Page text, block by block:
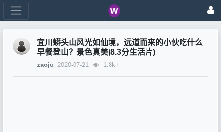
宜川蟒头山风光如仙境，远道而来的小伙吃什么
早餐登山？景色真美(8.3分生活片)
zaoju 2020-07-21 1.8k+